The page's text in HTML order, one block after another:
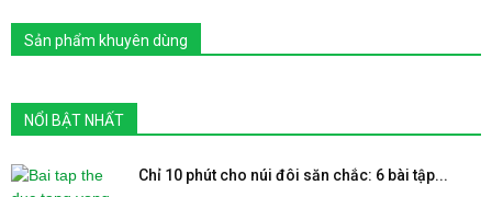
Sản phẩm khuyên dùng
NỔI BẬT NHẤT
Chỉ 10 phút cho núi đôi săn chắc: 6 bài tập...